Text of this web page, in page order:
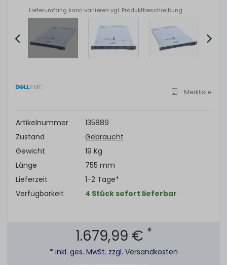
Lieferumfang kann variieren vgl. Produktbeschreibung
of
Merkliste
Artikelnummer
135889
Zustand
Gebraucht
Gewicht
19 Kg
Länge
755 mm
Lieferzeit
1-2 Tage*
Verfügbarkeit
4 Stück sofort lieferbar
1.679,99 € *
* inkl. ges. MwSt. zzgl. Versandkosten